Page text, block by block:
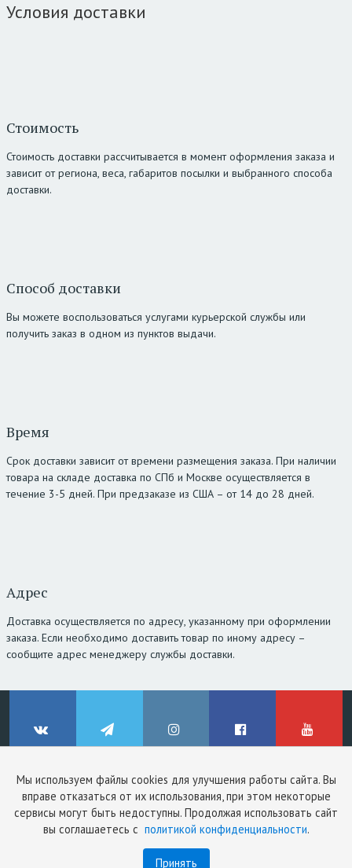
Мы используем файлы cookies для улучшения работы сайта. Вы
вправе отказаться от их использования, при этом некоторые
сервисы могут быть недоступны. Продолжая использовать сайт
вы соглашаетесь с политикой конфиденциальности.
Принять
Условия доставки
Стоимость
Стоимость доставки рассчитывается в момент оформления заказа и
зависит от региона, веса, габаритов посылки и выбранного способа
доставки.
Способ доставки
Вы можете воспользоваться услугами курьерской службы или
получить заказ в одном из пунктов выдачи.
Время
Срок доставки зависит от времени размещения заказа. При наличии
товара на складе доставка по СПб и Москве осуществляется в
течение 3-5 дней. При предзаказе из США – от 14 до 28 дней.
Адрес
Доставка осуществляется по адресу, указанному при оформлении
заказа. Если необходимо доставить товар по иному адресу –
сообщите адрес менеджеру службы доставки.
ВКонтакте Telegram Instagram Facebook YouTube
© ClinicStyle, 2026
Используя сайт, вы принимаетепользовательское соглашениеи
политику конфиденциальности.